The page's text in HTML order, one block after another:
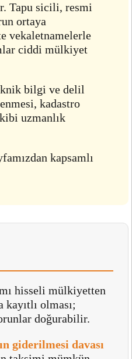
Tapu sicili, resmi
ortaya
vekaletnamelerle
ciddi mülkiyet
bilgi ve delil
kadastro
uzmanlık
kapsamlı
hisseli mülkiyetten
olması;
doğurabilir.
giderilmesi davası